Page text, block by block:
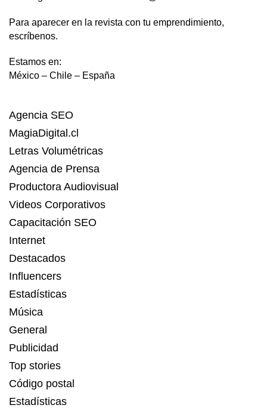
Para aparecer en la revista con tu emprendimiento,
escríbenos.
Estamos en:
México – Chile – España
Agencia SEO
MagiaDigital.cl
Letras Volumétricas
Agencia de Prensa
Productora Audiovisual
Videos Corporativos
Capacitación SEO
Internet
Destacados
Influencers
Estadísticas
Música
General
Publicidad
Top stories
Código postal
Estadísticas